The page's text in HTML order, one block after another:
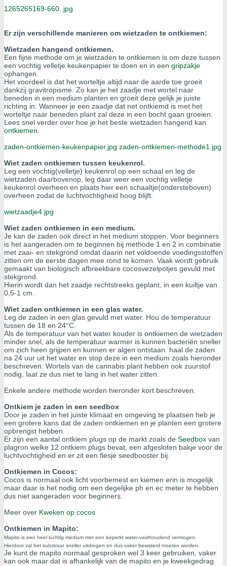
1265265169-660..jpg
Er zijn verschillende manieren om wietzaden te ontkiemen:
Wietzaden hangend ontkiemen.
Een fijne methode om je wietzaden te ontkiemen is om deze tussen
een vochtig velletje keukenpapier te doen en in een gripzakje
ophangen.
Het voordeel is dat het worteltje altijd naar de aarde toe groeit
dankzij gravitropisme. Zo kan je het zaadje met wortel naar
beneden in een medium planten en groeit deze gelijk je juiste
richting in. Wanneer je een zaadje dat net ontkiemd is met het
worteltje naar beneden plant zal deze in een bocht gaan groeien.
Lees snel verder over hoe je het beste wietzaden hangend kan
ontkiemen.
zaden-ontkiemen-keukenpapier.jpg zaden-ontkiemen-methode1.jpg
Wiet zaden ontkiemen tussen keukenrol.
Leg een vochtig(velletje) keukenrol op een schaal en leg de
wietzaden daarbovenop, leg daar weer een vochtig velletje
keukenrol overheen en plaats hier een schaaltje(ondersteboven)
overheen zodat de luchtvochtigheid hoog blijft.
wietzaadje4.jpg
Wiet zaden ontkiemen in een medium.
Je kan de zaden ook direct in het medium stoppen, Voor beginners
is het aangeraden om te beginnen bij methode 1 en 2 in combinatie
met zaai- en stekgrond omdat daarin net voldoende voedingsstoffen
zitten om de eerste dagen mee rond te komen. Vaak wordt gebruik
gemaakt van biologisch afbreekbare cocosvezelpotjes gevuld met
stekgrond.
Hierin wordt dan het zaadje rechtstreeks geplant, in een kuiltje van
0,5-1 cm.
Wiet zaden ontkiemen in een glas water.
Leg de zaden in een glas gevuld met water. Hou de temperatuur
tussen de 18 en 24°C.
Als de temperatuur van het water kouder is ontkiemen de wietzaden
minder snel, als de temperatuur warmer is kunnen bacteriën sneller
om zich heen grijpen en kunnen er algen ontstaan. haal de zaden
na 24 uur uit het water en stop deze in een medium zoals hieronder
beschreven. Wortels van de cannabis plant hebben ook zuurstof
nodig, laat ze dus niet te lang in het water zitten.
Enkele andere methode worden hieronder kort beschreven.
Ontkiem je zaden in een seedbox
Door je zaden in het juiste klimaat en omgeving te plaatsen heb je
een grotere kans dat de zaden ontkiemen en je planten een grotere
opbrengst hebben.
Er zijn een aantal ontkiem plugs op de markt zoals de Seedbox van
plagron welke 12 ontkiem plugs bevat, een afgesloten bakje voor de
luchtvochtigheid en er zit een flesje seedbooster bij.
Ontkiemen in Cocos:
Cocos is normaal ook licht voorbemest en kiemen erin is mogelijk
maar daar is het nodig om een degelijke ph en ec meter te hebben
dus niet aangeraden voor beginners.
Meer over Kweken op cocos
Ontkiemen in Mapito:
Mapito is een heel luchtig medium met een beperkt water-vasthoudend vermogen.
Hierdoor zal het substraat sneller uitdrogen en dus vaker bewaterd moeten worden.
Je kunt de mapito normaal gesproken wel 3 keer gebruiken, vaker
kan ook maar dat is afhankelijk van de mapito en je kweekgedrag.